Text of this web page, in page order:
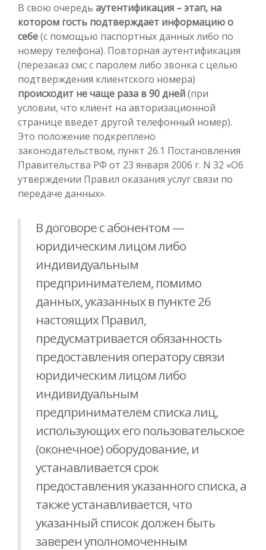
В свою очередь аутентификация – этап, на
котором гость подтверждает информацию о
себе(с помощью паспортных данных либо по
номеру телефона). Повторная аутентификация
(перезаказ смс с паролем либо звонка с целью
подтверждения клиентского номера)
происходит не чаще раза в 90 дней(при
условии, что клиент на авторизационной
странице введет другой телефонный номер).
Это положение подкреплено
законодательством, пункт 26.1 Постановления
Правительства РФ от 23 января 2006 г. N 32 «Об
утверждении Правил оказания услуг связи по
передаче данных».
В договоре с абонентом —
юридическим лицом либо
индивидуальным
предпринимателем, помимо
данных, указанных в пункте 26
настоящих Правил,
предусматривается обязанность
предоставления оператору связи
юридическим лицом либо
индивидуальным
предпринимателем списка лиц,
использующих его пользовательское
(оконечное) оборудование, и
устанавливается срок
предоставления указанного списка, а
также устанавливается, что
указанный список должен быть
заверен уполномоченным